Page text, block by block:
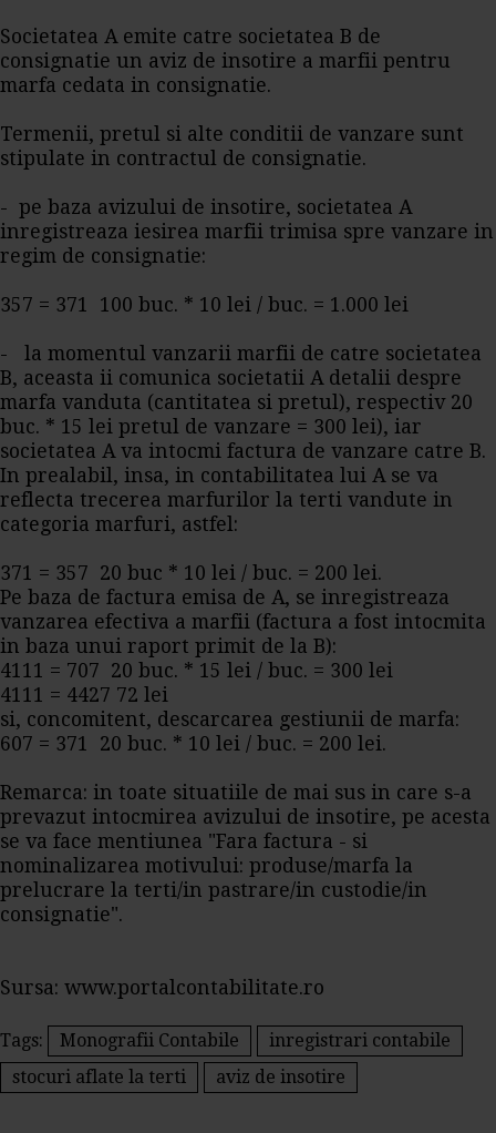
Societatea A emite catre societatea B de
consignatie un aviz de insotire a marfii pentru
marfa cedata in consignatie.
Termenii, pretul si alte conditii de vanzare sunt
stipulate in contractul de consignatie.
- pe baza avizului de insotire, societatea A
inregistreaza iesirea marfii trimisa spre vanzare in
regim de consignatie:
357 = 371 100 buc. * 10 lei / buc. = 1.000 lei
- la momentul vanzarii marfii de catre societatea
B, aceasta ii comunica societatii A detalii despre
marfa vanduta (cantitatea si pretul), respectiv 20
buc. * 15 lei pretul de vanzare = 300 lei), iar
societatea A va intocmi factura de vanzare catre B.
In prealabil, insa, in contabilitatea lui A se va
reflecta trecerea marfurilor la terti vandute in
categoria marfuri, astfel:
371 = 357 20 buc * 10 lei / buc. = 200 lei.
Pe baza de factura emisa de A, se inregistreaza
vanzarea efectiva a marfii (factura a fost intocmita
in baza unui raport primit de la B):
4111 = 707 20 buc. * 15 lei / buc. = 300 lei
4111 = 4427 72 lei
si, concomitent, descarcarea gestiunii de marfa:
607 = 371 20 buc. * 10 lei / buc. = 200 lei.
Remarca: in toate situatiile de mai sus in care s-a
prevazut intocmirea avizului de insotire, pe acesta
se va face mentiunea "Fara factura - si
nominalizarea motivului: produse/marfa la
prelucrare la terti/in pastrare/in custodie/in
consignatie".
Sursa: www.portalcontabilitate.ro
Tags: Monografii Contabile
inregistrari contabile
stocuri aflate la terti
aviz de insotire